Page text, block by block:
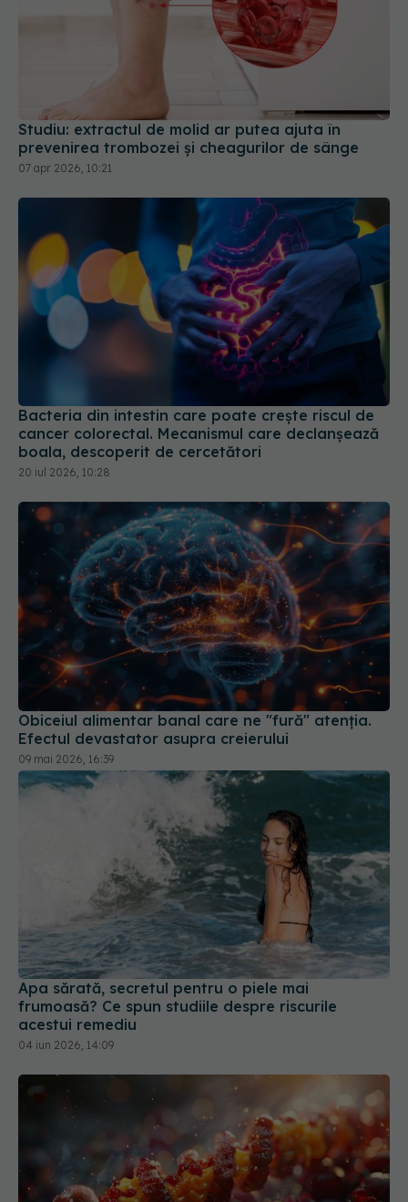
Studiu: extractul de molid ar putea ajuta în
prevenirea trombozei și cheagurilor de sânge
07 apr 2026, 10:21
Bacteria din intestin care poate crește riscul de
cancer colorectal. Mecanismul care declanșează
boala, descoperit de cercetători
20 iul 2026, 10:28
Obiceiul alimentar banal care ne "fură" atenția.
Efectul devastator asupra creierului
09 mai 2026, 16:39
Apa sărată, secretul pentru o piele mai
frumoasă? Ce spun studiile despre riscurile
acestui remediu
04 iun 2026, 14:09